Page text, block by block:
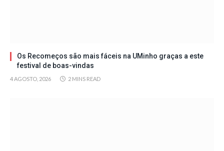
Os Recomeços são mais fáceis na UMinho graças a este
festival de boas-vindas
4 AGOSTO, 2026 2 MINS READ